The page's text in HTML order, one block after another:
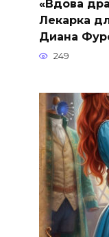
«Вдова
Лекарка
Диана
249